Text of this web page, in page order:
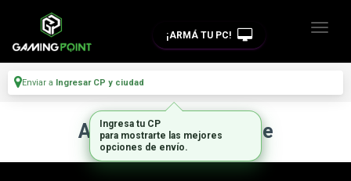
¡ARMÁ TU PC!
Enviar a Ingresar CP y ciudad
Artículo no disponible
Ingresa tu CP
para mostrarte las mejores
opciones de envío.